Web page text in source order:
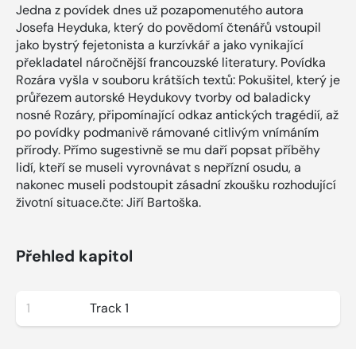
Jedna z povídek dnes už pozapomenutého autora
Josefa Heyduka, který do povědomí čtenářů vstoupil
jako bystrý fejetonista a kurzívkář a jako vynikající
překladatel náročnější francouzské literatury. Povídka
Rozára vyšla v souboru krátších textů: Pokušitel, který je
průřezem autorské Heydukovy tvorby od baladicky
nosné Rozáry, připomínající odkaz antických tragédií, až
po povídky podmanivě rámované citlivým vnímáním
přírody. Přímo sugestivně se mu daří popsat příběhy
lidí, kteří se museli vyrovnávat s nepřízní osudu, a
nakonec museli podstoupit zásadní zkoušku rozhodující
životní situace.čte: Jiří Bartoška.
Přehled kapitol
1 Track 1